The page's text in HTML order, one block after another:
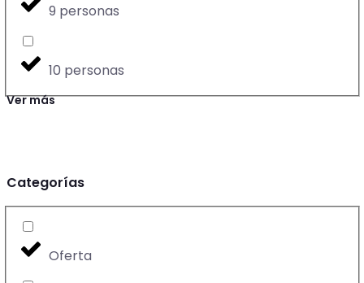
9 personas
10 personas
Ver más
Categorías
Oferta